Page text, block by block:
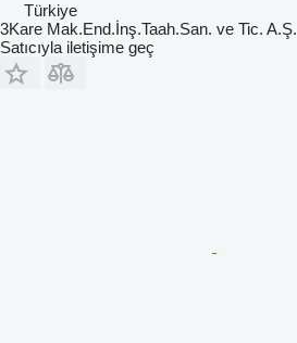
Türkiye
3Kare Mak.End.İnş.Taah.San. ve Tic. A.Ş.
Satıcıyla iletişime geç